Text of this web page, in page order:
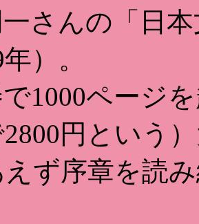
さんの「日本
）。
1000ページ
2800円という
ず序章を読